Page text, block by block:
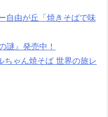
自由が丘「焼きそばで味
謎』発売中！
ちゃん焼そば 世界の旅レ